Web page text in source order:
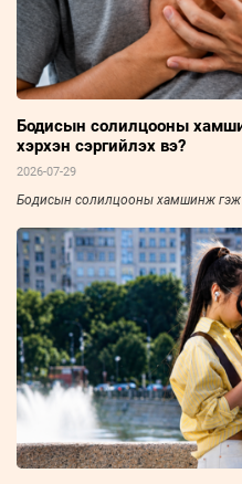
Бодисын солилцооны
хэрхэн сэргийлэх вэ?
2026-07-29
Бодисын солилцооны хамшинж гэж